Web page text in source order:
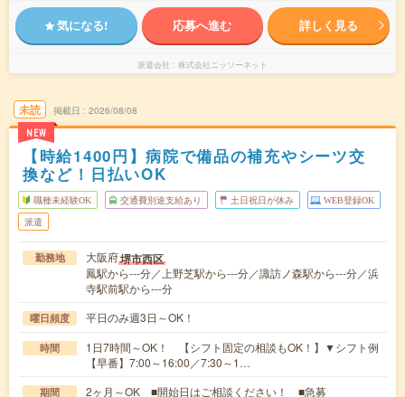
気になる! 応募へ進む 詳しく見る
派遣会社 株式会社ニッソーネット
未読
NEW
掲載日 2026/08/08
【時給1400円】病院で備品の補充やシーツ交
換など！日払いOK
職種未経験OK 交通費別途支給あり 土日祝日が休み WEB登録OK
派遣
勤務地 大阪府堺市西区
鳳駅から---分／上野芝駅から---分／諏訪ノ森駅から---分／浜
寺駅前駅から---分
曜日頻度 平日のみ週3日～OK！
時間
1日7時間～OK！ 【シフト固定の相談もOK！】▼シフト例
【早番】7:00～16:00／7:30～1…
期間 2ヶ月～OK ■開始日はご相談ください！ ■急募